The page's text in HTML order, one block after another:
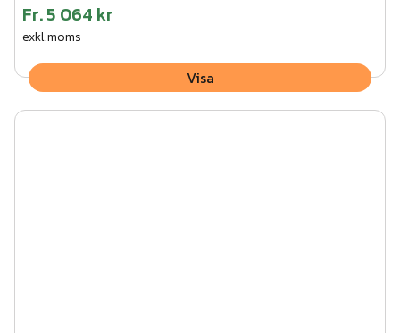
Fr.5 064 kr
exkl.moms
Visa